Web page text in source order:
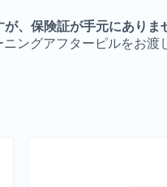
、保険証が手元にあり
ングアフターピルをお渡